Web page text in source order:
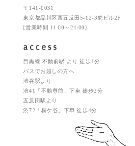
〒141-0031
東京都品川区西五反田5-12-3虎ビル2F
[営業時間 11:00～21:00]
access
目黒線 不動前駅 より 徒歩1分
バスでお越しの方へ
渋谷駅より
渋41「不動尊前」下車 徒歩2分
五反田駅より
渋72「桐ケ谷」下車 徒歩4分